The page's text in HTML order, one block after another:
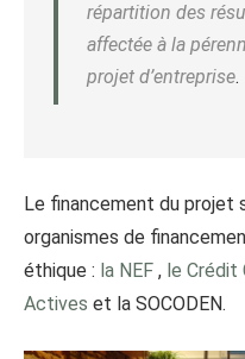
répartition des
affectée à la
projet d’entreprise.
Le financement du projet
organismes de
éthique : la NEF , le Crédit
Actives et la SOCODEN.